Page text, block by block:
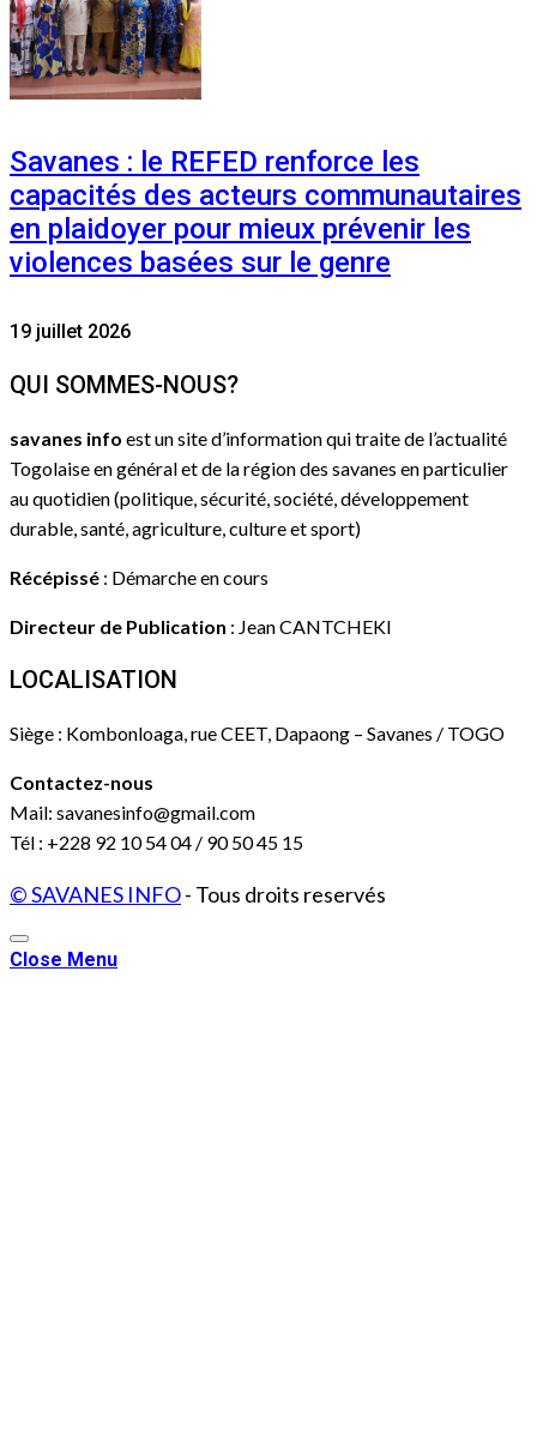
Savanes : le REFED renforce les
capacités des acteurs communautaires
en plaidoyer pour mieux prévenir les
violences basées sur le genre
19 juillet 2026
QUI SOMMES-NOUS?
savanes info est un site d’information qui traite de l’actualité
Togolaise en général et de la région des savanes en particulier
au quotidien (politique, sécurité, société, développement
durable, santé, agriculture, culture et sport)
Récépissé : Démarche en cours
Directeur de Publication : Jean CANTCHEKI
LOCALISATION
Siège : Kombonloaga, rue CEET, Dapaong – Savanes / TOGO
Contactez-nous
Mail: savanesinfo@gmail.com
Tél : +228 92 10 54 04 / 90 50 45 15
© SAVANES INFO- Tous droits reservés
Close Menu